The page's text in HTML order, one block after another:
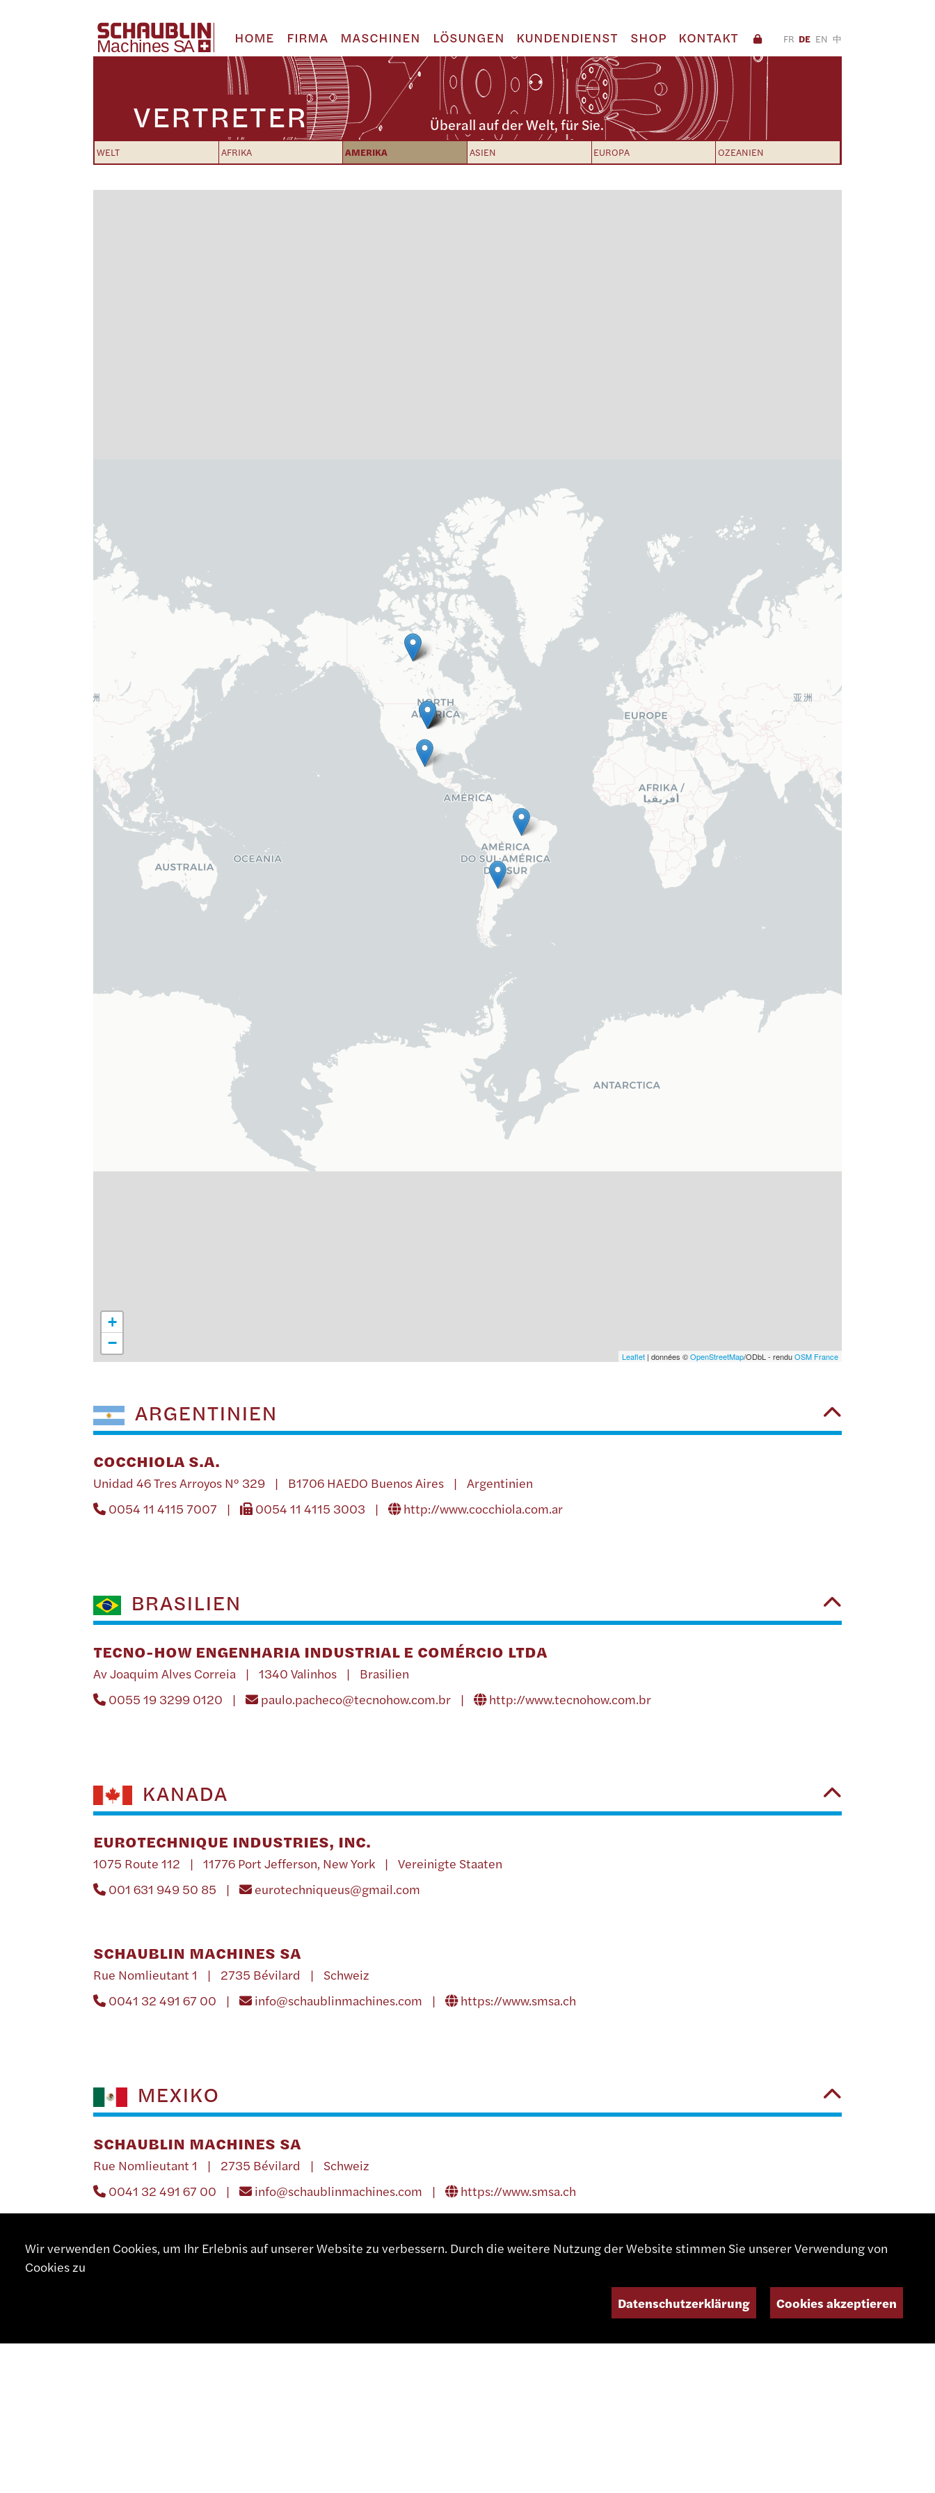
HOME FIRMA MASCHINEN LÖSUNGEN KUNDENDIENST SHOP KONTAKT FR DE EN 中
VERTRETER Überall auf der Welt, für Sie.
WELT AFRIKA AMERIKA ASIEN EUROPA OZEANIEN
+
−
Leaflet| données ©OpenStreetMap/ODbL - renduOSM France
ARGENTINIEN
COCCHIOLA S.A.
Unidad 46 Tres Arroyos Nº 329 | B1706 HAEDO Buenos Aires | Argentinien
0054 11 4115 7007 |
0054 11 4115 3003 | http://www.cocchiola.com.ar
BRASILIEN
TECNO-HOW ENGENHARIA INDUSTRIAL E COMÉRCIO LTDA
Av Joaquim Alves Correia | 1340 Valinhos | Brasilien
0055 19 3299 0120 |
paulo.pacheco@tecnohow.com.br | http://www.tecnohow.com.br
KANADA
EUROTECHNIQUE INDUSTRIES, INC.
1075 Route 112 | 11776 Port Jefferson, New York | Vereinigte Staaten
001 631 949 50 85 |
eurotechniqueus@gmail.com
SCHAUBLIN MACHINES SA
Rue Nomlieutant 1 | 2735 Bévilard | Schweiz
0041 32 491 67 00 |
info@schaublinmachines.com | https://www.smsa.ch
MEXIKO
SCHAUBLIN MACHINES SA
Rue Nomlieutant 1 | 2735 Bévilard | Schweiz
0041 32 491 67 00 |
info@schaublinmachines.com | https://www.smsa.ch
Wir verwenden Cookies, um Ihr Erlebnis auf unserer Website zu verbessern. Durch die weitere Nutzung der Website stimmen Sie unserer Verwendung von
Cookies zu
Datenschutzerklärung Cookies akzeptieren